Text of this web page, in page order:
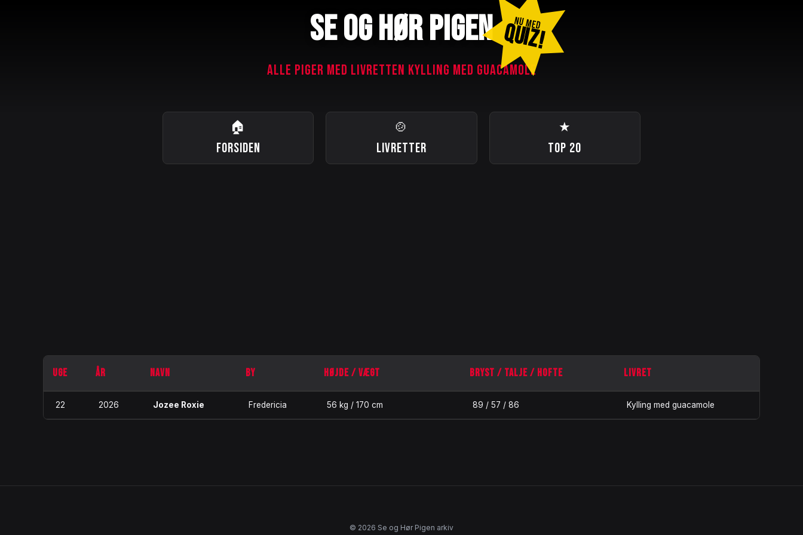
SE OG HØR PIGEN NU MED
QUIZ!
ALLE PIGER MED LIVRETTEN KYLLING MED GUACAMOLE
🏠
FORSIDEN
🍲
LIVRETTER
★
TOP 20
UGE ÅR NAVN BY HØJDE / VÆGT BRYST / TALJE / HOFTE LIVRET
22 2026 Jozee Roxie Fredericia 56 kg / 170 cm 89 / 57 / 86 Kylling med guacamole
© 2026 Se og Hør Pigen arkiv